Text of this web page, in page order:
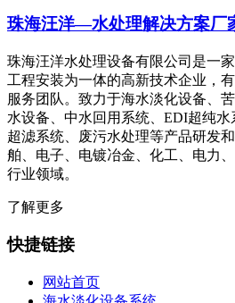
珠海汪洋—水处理解决方案厂
珠海汪洋水处理设备有限公司是一
工程安装为一体的高新技术企业，
服务团队。致力于海水淡化设备、
水设备、中水回用系统、EDI超纯水
超滤系统、废污水处理等产品研发
舶、电子、电镀冶金、化工、电力
行业领域。
了解更多
快捷链接
网站首页